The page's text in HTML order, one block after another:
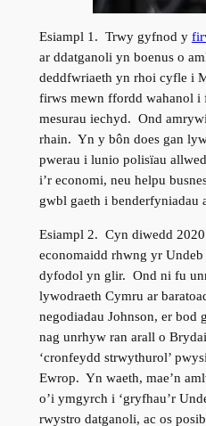
Esiampl 1. Trwy gyfnod y
ar ddatganoli yn boenus o
deddfwriaeth yn rhoi cyfle i
firws mewn ffordd wahanol i
mesurau iechyd. Ond
rhain. Yn y bôn does gan
pwerau i lunio polisïau
i’r economi, neu helpu
gwbl gaeth i benderfyniadau
Esiampl 2. Cyn diwedd 2020
economaidd rhwng yr
dyfodol yn glir. Ond ni fu
lywodraeth Cymru ar
negodiadau Johnson, er bod
nag unrhyw ran arall o
‘cronfeydd strwythurol’
Ewrop. Yn waeth, mae’n
o’i ymgyrch i ‘gryfhau’r
rwystro datganoli, ac os